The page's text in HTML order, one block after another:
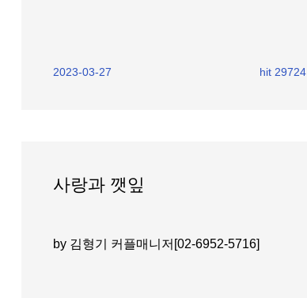
2023-03-27 hit 29724
사랑과 깻잎
by 김형기 커플매니저[02-6952-5716]